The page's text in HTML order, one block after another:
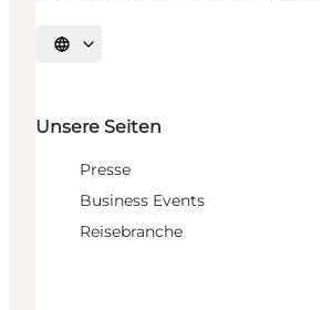
Sprache auswählen
Unsere Seiten
Presse
Business Events
Reisebranche